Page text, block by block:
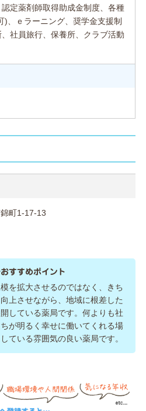
定薬剤師取得助成金制度、各種
)、ｅラーニング、奨学金支援制
社員旅行、保養所、クラブ活動
町1-17-13
すすめポイント
を拡大させるのではなく、きち
上させながら、地域に根差した
している薬局です。何よりも社
が明るく幸せに働いてくれる場
ている雰囲気の良い薬局です。